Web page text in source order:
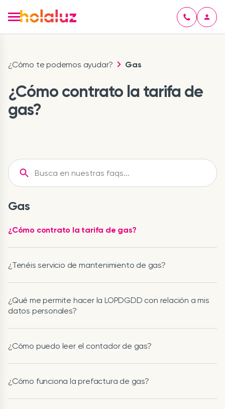
¿Cómo te podemos ayudar? Gas
¿Cómo contrato la tarifa de
gas?
Gas
¿Cómo contrato la tarifa de gas?
¿Tenéis servicio de mantenimiento de gas?
¿Qué me permite hacer la LOPDGDD con relación a mis
datos personales?
¿Cómo puedo leer el contador de gas?
¿Cómo funciona la prefactura de gas?